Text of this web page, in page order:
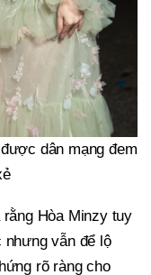
dân mạng đem
Hòa Minzy tuy
vẫn để lộ
rõ ràng cho